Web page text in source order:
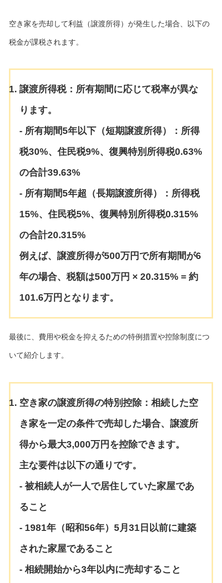
空き家を売却して利益（譲渡所得）が発生した場合、以下の
税金が課税されます。
譲渡所得税：所有期間に応じて税率が異な
ります。
- 所有期間5年以下（短期譲渡所得）：所得
税30%、住民税9%、復興特別所得税0.63%
の合計39.63%
- 所有期間5年超（長期譲渡所得）：所得税
15%、住民税5%、復興特別所得税0.315%
の合計20.315%
例えば、譲渡所得が500万円で所有期間が6
年の場合、税額は500万円 × 20.315% = 約
101.6万円となります。
最後に、費用や税金を抑えるための特例措置や控除制度につ
いて紹介します。
空き家の譲渡所得の特別控除：相続した空
き家を一定の条件で売却した場合、譲渡所
得から最大3,000万円を控除できます。
主な要件は以下の通りです。
- 被相続人が一人で居住していた家屋であ
ること
- 1981年（昭和56年）5月31日以前に建築
された家屋であること
- 相続開始から3年以内に売却すること